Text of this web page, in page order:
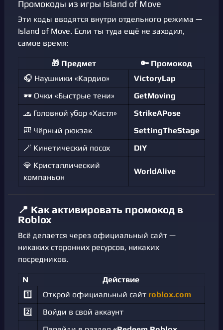
Промокоды из игры Island of Move
Эти коды вводятся внутри отдельного режима —
Island of Move. Если ты туда ещё не заходил,
самое время:
🎁 Предмет
🔑 Промокод
🎧 Наушники «Кардио»
VictoryLap
🕶️ Очки «Быстрые тени»
GetMoving
🧢 Головной убор «Хастл»
StrikeAPose
🎒 Чёрный рюкзак
SettingTheStage
🪄 Кинетический посох
DIY
💎 Кристаллический
компаньон
WorldAlive
📍 Как активировать промокод в
Roblox
Всё делается через официальный сайт —
никаких сторонних ресурсов, никаких
посредников.
№
Действие
1️⃣
Открой официальный сайт roblox.com
2️⃣
Войди в свой аккаунт